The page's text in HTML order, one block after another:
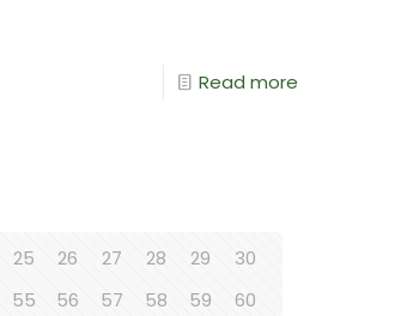
Read more
25 26 27 28 29
30
55 56 57 58 59
60